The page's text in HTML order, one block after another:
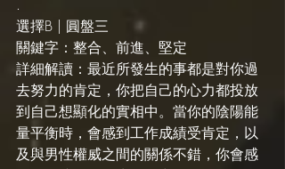
.
選擇B | 圓盤三
關鍵字：整合、前進、堅定
詳細解讀：最近所發生的事都是對你過
去努力的肯定，你把自己的心力都投放
到自己想顯化的實相中。當你的陰陽能
量平衡時，會感到工作成績受肯定，以
及與男性權威之間的關係不錯，你會感